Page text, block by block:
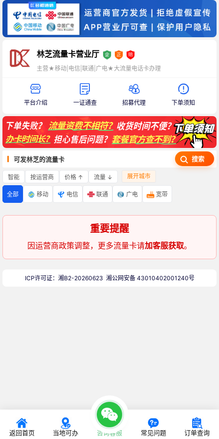
林芝流量卡营业厅
主营★移动|电信|联通|广电★大流量电话卡办理
平台介绍 一证通查 招募代理 下单须知
可发林芝的流量卡 搜索
智能 按运营商 价格 ↑ 流量 ↓ 展开城市
全部 移动 电信 联通 广电 宽带
重要提醒
因运营商政策调整，更多流量卡请加客服获取。
返回首页 当地可办 咨询客服 常见问题 订单查询
ICP许可证：湘B2-20260623 湘公网安备 43010402001240号